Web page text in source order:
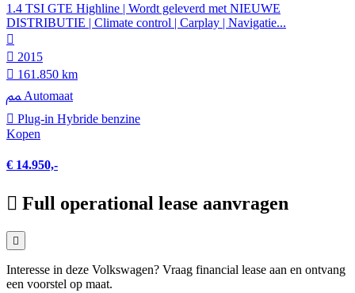
1.4 TSI GTE Highline | Wordt geleverd met NIEUWE
DISTRIBUTIE | Climate control | Carplay | Navigatie...
2015
161.850 km
Automaat
Plug-in Hybride benzine
Kopen
€ 14.950,-
Full operational lease aanvragen
Interesse in deze Volkswagen? Vraag financial lease aan en ontvang
een voorstel op maat.